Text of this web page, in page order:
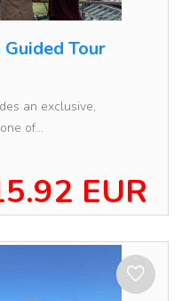
Tour
an exclusive,
of...
EUR